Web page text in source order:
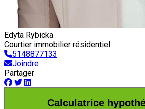
Edyta Rybicka
Courtier immobilier résidentiel
5148877133
Joindre
Partager
Calculatrice